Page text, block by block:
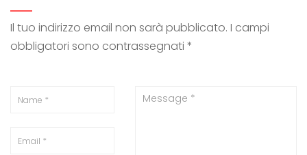
Il tuo indirizzo email non sarà pubblicato. I campi
obbligatori sono contrassegnati *